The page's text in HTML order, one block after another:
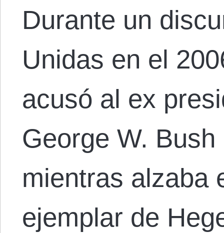
Durante un
Unidas en el
acusó al ex
George W.
mientras alzaba
ejemplar de